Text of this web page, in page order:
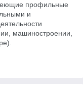
профильные
и
машиностроении,